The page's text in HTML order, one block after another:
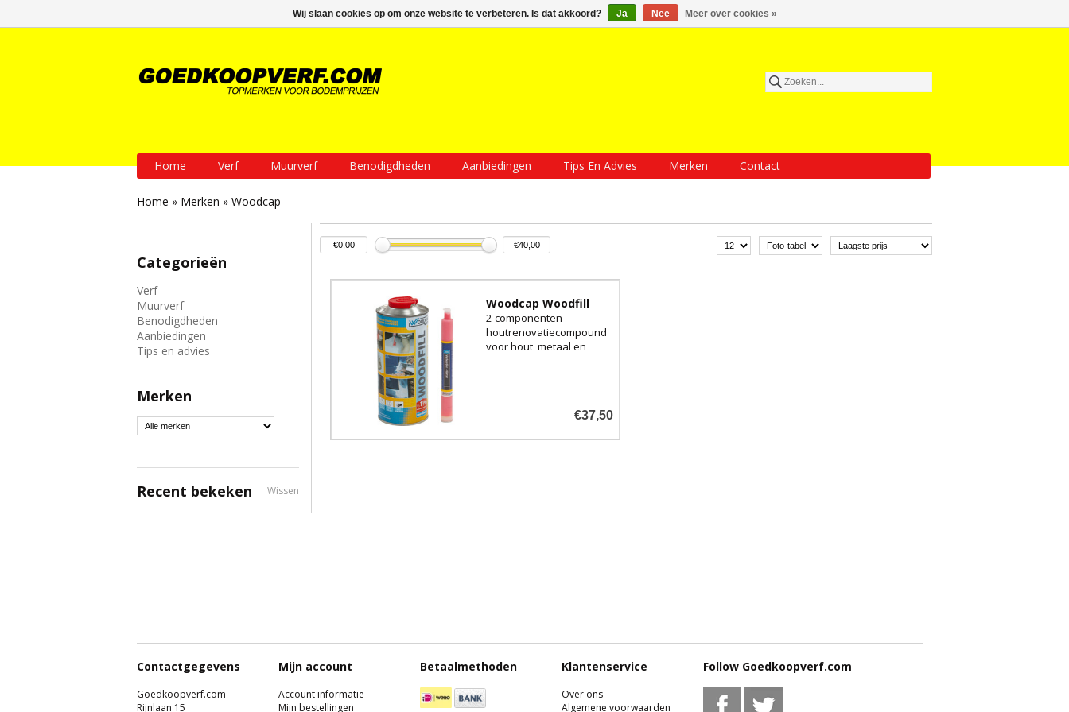
Inloggen Een account aanmaken Mijn winkelwagen €0,00
Home Verf Muurverf Benodigdheden Aanbiedingen Tips En Advies Merken Contact
Home » Merken » Woodcap
Categorieën
Verf
Muurverf
Benodigdheden
Aanbiedingen
Tips en advies
Merken
Recent bekeken Wissen
Woodcap Woodfill
2-componenten
houtrenovatiecompound
voor hout, metaal en
€37,50
Contactgegevens
Goedkoopverf.com
Rijnlaan 15
Mijn account
Account informatie
Mijn bestellingen
Betaalmethoden Klantenservice
Over ons
Algemene voorwaarden
Follow Goedkoopverf.com
Wij slaan cookies op om onze website te verbeteren. Is dat akkoord? Ja Nee Meer over cookies »